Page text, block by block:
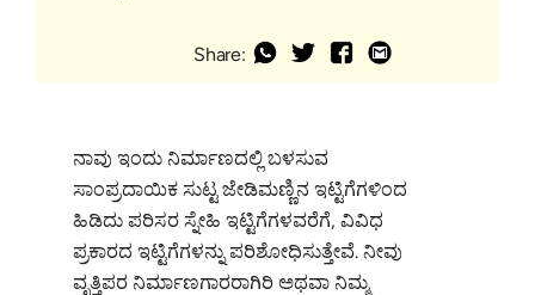
Share:
ನಾವು ಇಂದು ನಿರ್ಮಾಣದಲ್ಲಿ ಬಳಸುವ
ಸಾಂಪ್ರದಾಯಿಕ ಸುಟ್ಟ ಜೇಡಿಮಣ್ಣಿನ ಇಟ್ಟಿಗೆಗಳಿಂದ
ಹಿಡಿದು ಪರಿಸರ ಸ್ನೇಹಿ ಇಟ್ಟಿಗೆಗಳವರೆಗೆ, ವಿವಿಧ
ಪ್ರಕಾರದ ಇಟ್ಟಿಗೆಗಳನ್ನು ಪರಿಶೋಧಿಸುತ್ತೇವೆ. ನೀವು
ವೃತ್ತಿಪರ ನಿರ್ಮಾಣಗಾರರಾಗಿರಿ ಅಥವಾ ನಿಮ್ಮ